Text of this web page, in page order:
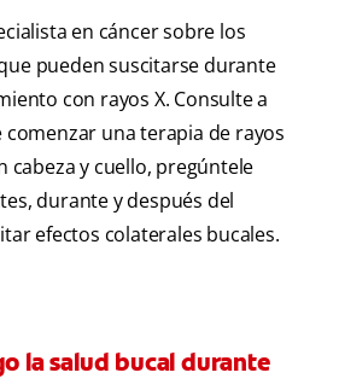
en cáncer sobre los
pueden suscitarse durante
con rayos X. Consulte a
una terapia de rayos
cabeza y cuello, pregúntele
durante y después del
efectos colaterales bucales.
la salud bucal durante